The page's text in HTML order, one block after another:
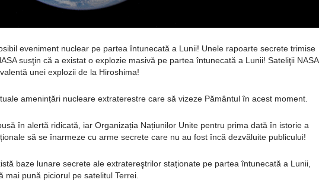
eveniment nuclear pe partea întunecată a Lunii! Unele rapoarte secrete trimise
susţin că a existat o explozie masivă pe partea întunecată a Lunii! Sateliţii NASA
unei explozii de la Hiroshima!
amenințări nucleare extraterestre care să vizeze Pământul în acest moment.
în alertă ridicată, iar Organizația Națiunilor Unite pentru prima dată în istorie a
să se înarmeze cu arme secrete care nu au fost încă dezvăluite publicului!
baze lunare secrete ale extratereştrilor staționate pe partea întunecată a Lunii,
pună piciorul pe satelitul Terrei.